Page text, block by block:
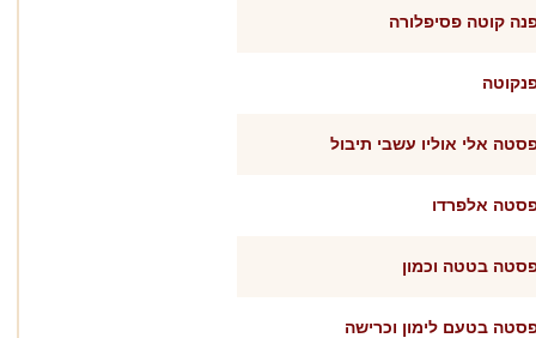
קוטה פסיפלורה
אלי אוליו עשבי תיבול
אלפרדו
בטטה וכמון
בטעם לימון וכרישה